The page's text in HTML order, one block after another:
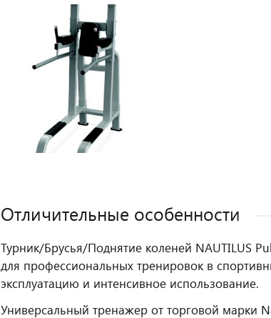
Отличительные особенности
Турник/Брусья/Поднятие коленей NAUTILUS
для профессиональных тренировок в
эксплуатацию и интенсивное использование.
Универсальный тренажер от торговой марки